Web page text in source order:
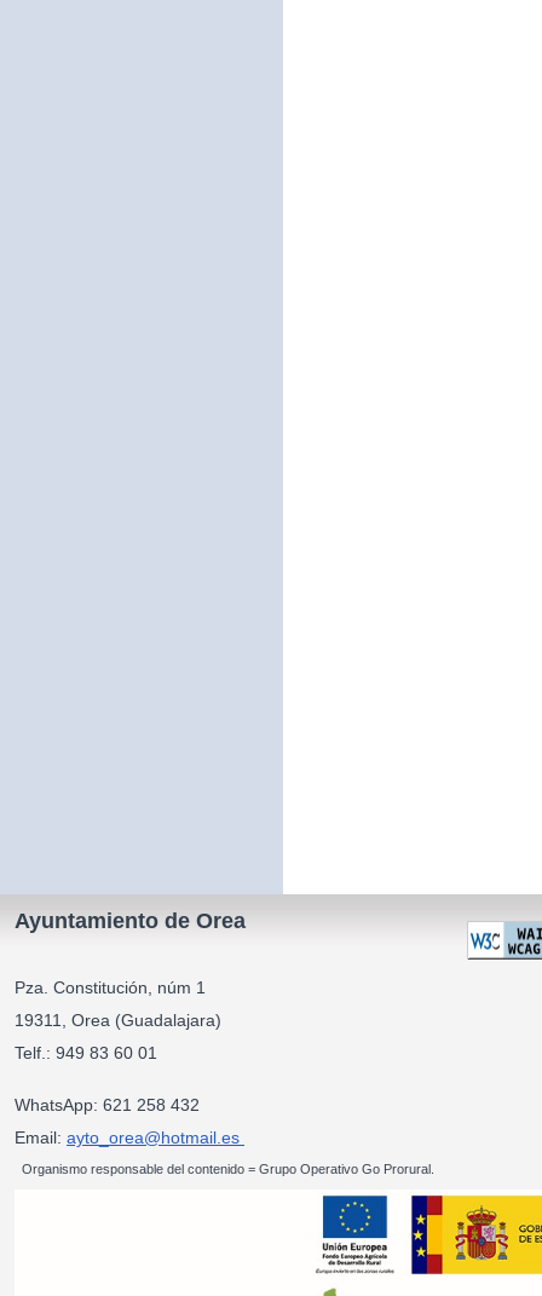
Ayuntamiento de Orea
Pza. Constitución, núm 1
19311, Orea (Guadalajara)
Telf.: 949 83 60 01
WhatsApp: 621 258 432
Email: ayto_orea@hotmail.es
Organismo responsable del contenido = Grupo Operativo Go Prorural.